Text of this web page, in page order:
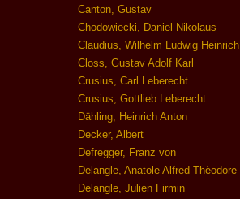
Canton, Gustav
Chodowiecki, Daniel Nikolaus
Claudius, Wilhelm Ludwig Heinrich
Closs, Gustav Adolf Karl
Crusius, Carl Leberecht
Crusius, Gottlieb Leberecht
Dähling, Heinrich Anton
Decker, Albert
Defregger, Franz von
Delangle, Anatole Alfred Thèodore
Delangle, Julien Firmin